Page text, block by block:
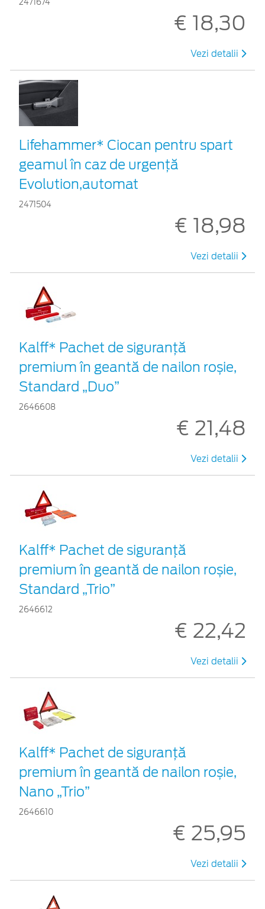
2471674
€ 18,30
Vezi detalii
Lifehammer* Ciocan pentru spart
geamul în caz de urgenţă
Evolution,automat
2471504
€ 18,98
Vezi detalii
Kalff* Pachet de siguranţă
premium în geantă de nailon roșie,
Standard „Duo”
2646608
€ 21,48
Vezi detalii
Kalff* Pachet de siguranţă
premium în geantă de nailon roșie,
Standard „Trio”
2646612
€ 22,42
Vezi detalii
Kalff* Pachet de siguranţă
premium în geantă de nailon roșie,
Nano „Trio”
2646610
€ 25,95
Vezi detalii